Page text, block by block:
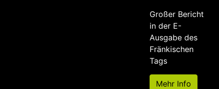
Großer Bericht
in der E-
Ausgabe des
Fränkischen
Tags
Mehr Info